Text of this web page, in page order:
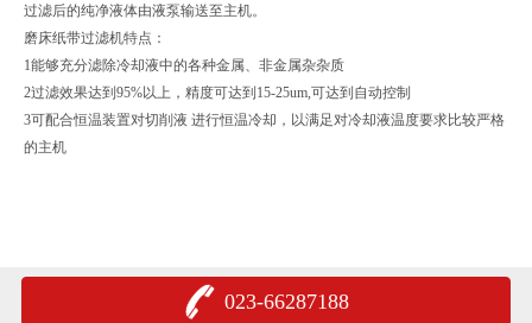
过滤后的纯净液体由液泵输送至主机。
磨床纸带过滤机特点：
1能够充分滤除冷却液中的各种金属、非金属杂杂质
2过滤效果达到95%以上，精度可达到15-25um,可达到自动控制
3可配合恒温装置对切削液 进行恒温冷却，以满足对冷却液温度要求比较严格
的主机
023-66287188